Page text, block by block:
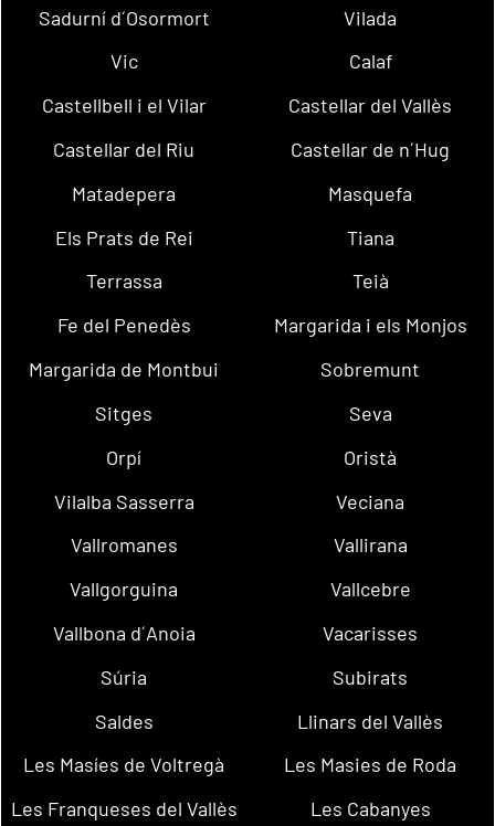
Sadurní d´Osormort
Vilada
Vic
Calaf
Castellbell i el Vilar
Castellar del Vallès
Castellar del Riu
Castellar de n´Hug
Matadepera
Masquefa
Els Prats de Rei
Tiana
Terrassa
Teià
Fe del Penedès
Margarida i els Monjos
Margarida de Montbui
Sobremunt
Sitges
Seva
Orpí
Oristà
Vilalba Sasserra
Veciana
Vallromanes
Vallirana
Vallgorguina
Vallcebre
Vallbona d´Anoia
Vacarisses
Súria
Subirats
Saldes
Llinars del Vallès
Les Masíes de Voltregà
Les Masies de Roda
Les Franqueses del Vallès
Les Cabanyes